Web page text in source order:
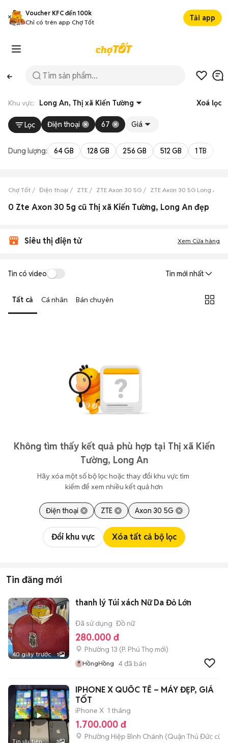
Voucher KFC đến 100k
Chỉ có trên app Chợ Tốt
Tải app
Khu vực: Long An, Thị xã Kiến Tường Xoá lọc
Lọc Điện thoại 67 Giá
Dung lượng: 64 GB 128 GB 256 GB 512 GB 1 TB
Chợ Tốt Điện thoại ZTE ZTE Axon 30 5G ZTE Axon 30 5G Long An
0 Zte Axon 30 5g cũ Thị xã Kiến Tường, Long An đẹp
Siêu thị điện tử Xem Cửa hàng
Tin có video Tin mới nhất
Tất cả Cá nhân Bán chuyên
Không tìm thấy kết quả phù hợp tại Thị xã Kiến
Tường, Long An
Hãy xóa một số bộ lọc hoặc thay đổi khu vực tìm
kiếm để xem nhiều kết quả hơn
Điện thoại ZTE Axon 30 5G
Đổi khu vực Xóa tất cả bộ lọc
Tin đăng mới
40 giây trước 1
thanh lý Túi xách Nữ Da Đỏ Lớn
Đã sử dụng Đồ nữ
280.000 đ
Phường 13 (P. Phú Thọ mới)
HồngHồng 4đã bán
Tin ưu tiên 3
IPHONE X QUỐC TẾ – MÁY ĐẸP, GIÁ
TỐT
iPhone X 1 tháng
1.700.000 đ
Phường Hiệp Bình Chánh (Quận Thủ Đức cũ)